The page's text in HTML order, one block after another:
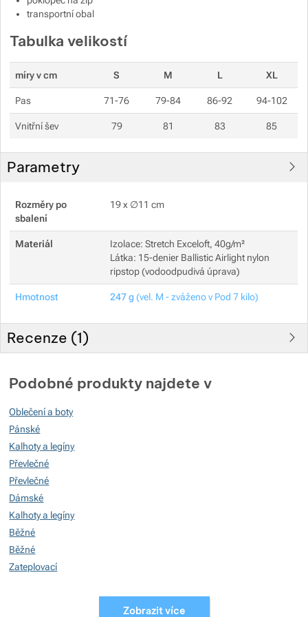
transportní obal
Tabulka velikostí
míry v cm S M L XL
Pas 71-76 79-84 86-92 94-102
Vnitřní šev 79 81 83 85
Parametry
Rozměry po
sbalení
19 x ∅11 cm
Materiál
Izolace: Stretch Exceloft, 40g/m²
Látka: 15-denier Ballistic Airlight nylon
ripstop (vodoodpudivá úprava)
Hmotnost 247 g(vel. M - zváženo v Pod 7 kilo)
Recenze (1)
100%
Hodnocení
Recenzí s hodnocením
Recenzí s hodnocením
Recenzí s hodnocením
Recenzí s hodnocením
0%
Podobné produkty najdete v
Oblečení a boty
Pánské
Kalhoty a legíny
Převlečné
Převlečné
Dámské
Kalhoty a legíny
Běžné
Běžné
Zateplovací
Zobrazit více
Zobrazit více
Zobrazit více